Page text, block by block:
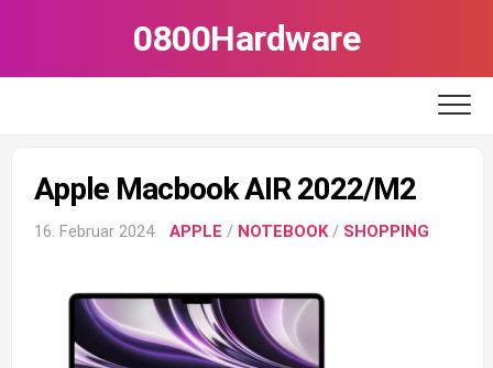
0800Hardware
Apple Macbook AIR 2022/M2
16. Februar 2024 APPLE / NOTEBOOK/ SHOPPING